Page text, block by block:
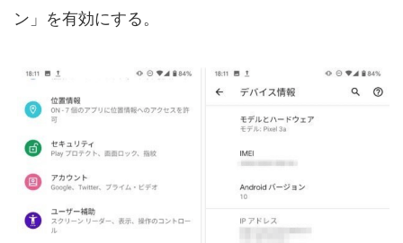
ン」を有効にする。